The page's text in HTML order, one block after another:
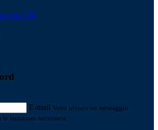
con CIE
E-mail Verrà inviato un messaggio
istruzioni necessarie.